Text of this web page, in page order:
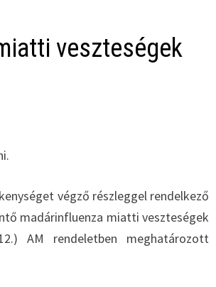
veszteségek
végző részleggel rendelkező
madárinfluenza miatti veszteségek
AM rendeletben meghatározott